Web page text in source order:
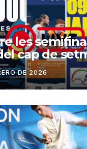
les
cap de
DE 2026